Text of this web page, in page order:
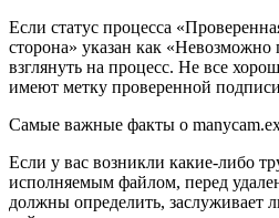
Если статус процесса
сторона» указан как «Невозможно
взглянуть на процесс. Не все
имеют метку проверенной
Самые важные факты о
Если у вас возникли какие-либо
исполняемым файлом, перед
должны определить, заслуживает